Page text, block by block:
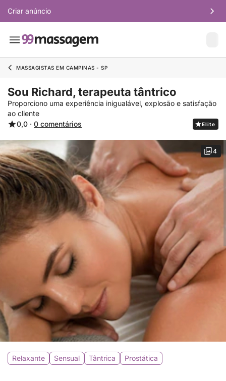
Criar anúncio
MASSAGISTAS EM CAMPINAS - SP
Sou Richard, terapeuta tântrico
Proporciono uma experiência inigualável, explosão e satisfação
ao cliente
0,0 · 0 comentários Elite
4
Relaxante Sensual Tântrica Prostática